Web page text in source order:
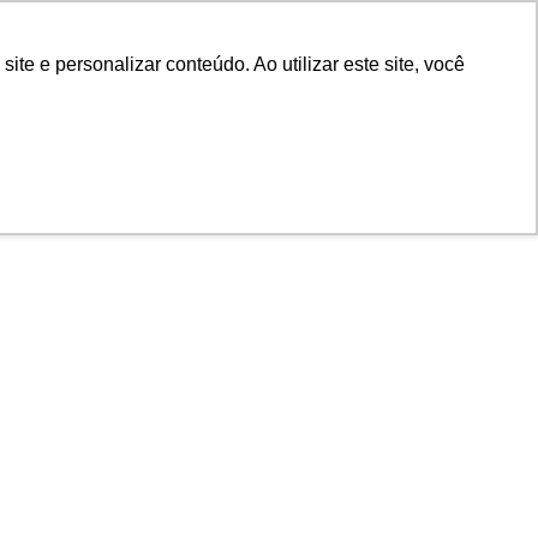
e personalizar conteúdo. Ao utilizar este site, você